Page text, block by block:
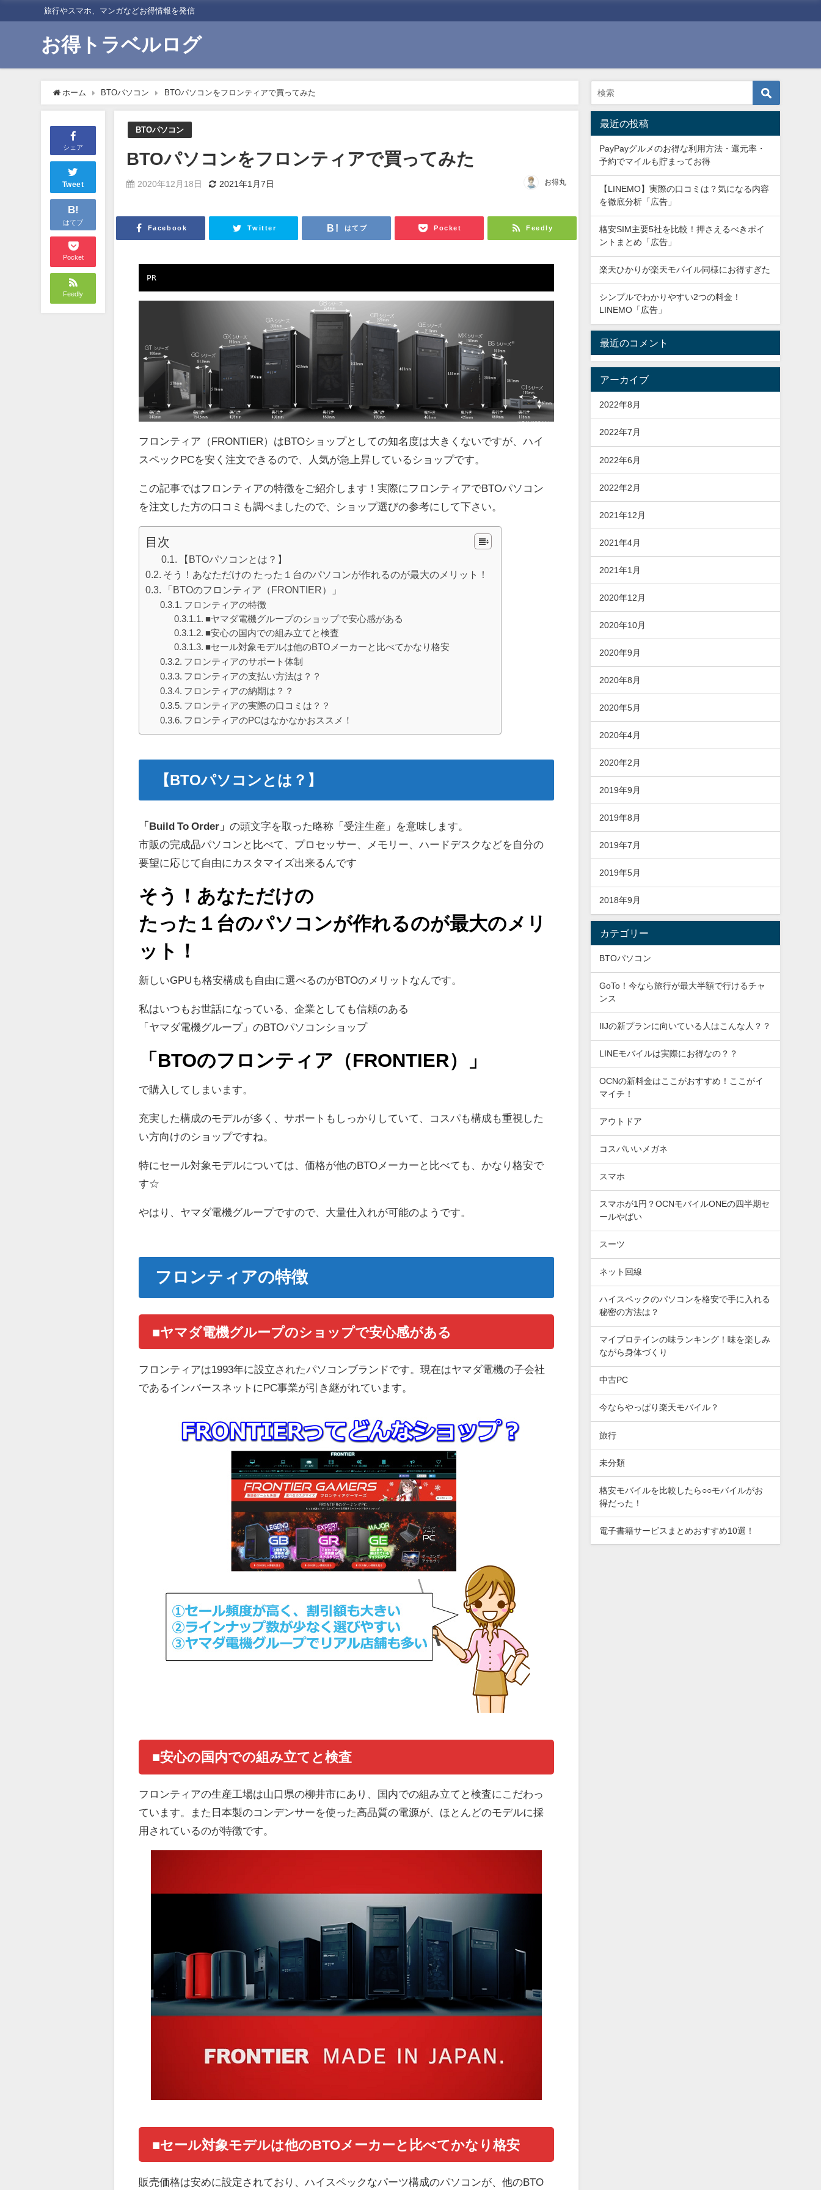
旅行やスマホ、マンガなどお得情報を発信
お得トラベルログ
ホーム BTOパソコン BTOパソコンをフロンティアで買ってみた
シェア
Tweet
B!
はてブ
Pocket
Feedly
BTOパソコン
BTOパソコンをフロンティアで買ってみた
2020年12月18日 2021年1月7日 お得丸
Facebook Twitter はてブ Pocket Feedly
PR
フロンティア（FRONTIER）はBTOショップとしての知名度は大きくないですが、ハイ
スペックPCを安く注文できるので、人気が急上昇しているショップです。
この記事ではフロンティアの特徴をご紹介します！実際にフロンティアでBTOパソコン
を注文した方の口コミも調べましたので、ショップ選びの参考にして下さい。
目次
【BTOパソコンとは？】
そう！あなただけの たった１台のパソコンが作れるのが最大のメリット！
「BTOのフロンティア（FRONTIER）」
フロンティアの特徴
■ヤマダ電機グループのショップで安心感がある
■安心の国内での組み立てと検査
■セール対象モデルは他のBTOメーカーと比べてかなり格安
フロンティアのサポート体制
フロンティアの支払い方法は？？
フロンティアの納期は？？
フロンティアの実際の口コミは？？
フロンティアのPCはなかなかおススメ！
【BTOパソコンとは？】
「Build To Order」の頭文字を取った略称「受注生産」を意味します。
市販の完成品パソコンと比べて、プロセッサー、メモリー、ハードデスクなどを自分の
要望に応じて自由にカスタマイズ出来るんです
そう！あなただけの
たった１台のパソコンが作れるのが最大のメリ
ット！
新しいGPUも格安構成も自由に選べるのがBTOのメリットなんです。
私はいつもお世話になっている、企業としても信頼のある
「ヤマダ電機グループ」のBTOパソコンショップ
「BTOのフロンティア（FRONTIER）」
で購入してしまいます。
充実した構成のモデルが多く、サポートもしっかりしていて、コスパも構成も重視した
い方向けのショップですね。
特にセール対象モデルについては、価格が他のBTOメーカーと比べても、かなり格安で
す☆
やはり、ヤマダ電機グループですので、大量仕入れが可能のようです。
フロンティアの特徴
■ヤマダ電機グループのショップで安心感がある
フロンティアは1993年に設立されたパソコンブランドです。現在はヤマダ電機の子会社
であるインバースネットにPC事業が引き継がれています。
■安心の国内での組み立てと検査
フロンティアの生産工場は山口県の柳井市にあり、国内での組み立てと検査にこだわっ
ています。また日本製のコンデンサーを使った高品質の電源が、ほとんどのモデルに採
用されているのが特徴です。
■セール対象モデルは他のBTOメーカーと比べてかなり格安
販売価格は安めに設定されており、ハイスペックなパーツ構成のパソコンが、他のBTO
最近の投稿
PayPayグルメのお得な利用方法・還元率・
予約でマイルも貯まってお得
【LINEMO】実際の口コミは？気になる内容
を徹底分析「広告」
格安SIM主要5社を比較！押さえるべきポイ
ントまとめ「広告」
楽天ひかりが楽天モバイル同様にお得すぎた
シンプルでわかりやすい2つの料金！
LINEMO「広告」
最近のコメント
アーカイブ
2022年8月
2022年7月
2022年6月
2022年2月
2021年12月
2021年4月
2021年1月
2020年12月
2020年10月
2020年9月
2020年8月
2020年5月
2020年4月
2020年2月
2019年9月
2019年8月
2019年7月
2019年5月
2018年9月
カテゴリー
BTOパソコン
GoTo！今なら旅行が最大半額で行けるチャ
ンス
IIJの新プランに向いている人はこんな人？？
LINEモバイルは実際にお得なの？？
OCNの新料金はここがおすすめ！ここがイ
マイチ！
アウトドア
コスパいいメガネ
スマホ
スマホが1円？OCNモバイルONEの四半期セ
ールやばい
スーツ
ネット回線
ハイスペックのパソコンを格安で手に入れる
秘密の方法は？
マイプロテインの味ランキング！味を楽しみ
ながら身体づくり
中古PC
今ならやっぱり楽天モバイル？
旅行
未分類
格安モバイルを比較したら○○モバイルがお
得だった！
電子書籍サービスまとめおすすめ10選！